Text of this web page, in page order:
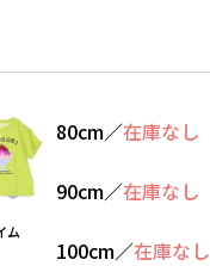
ム
80cm／在庫なし
90cm／在庫なし
100cm／在庫なし